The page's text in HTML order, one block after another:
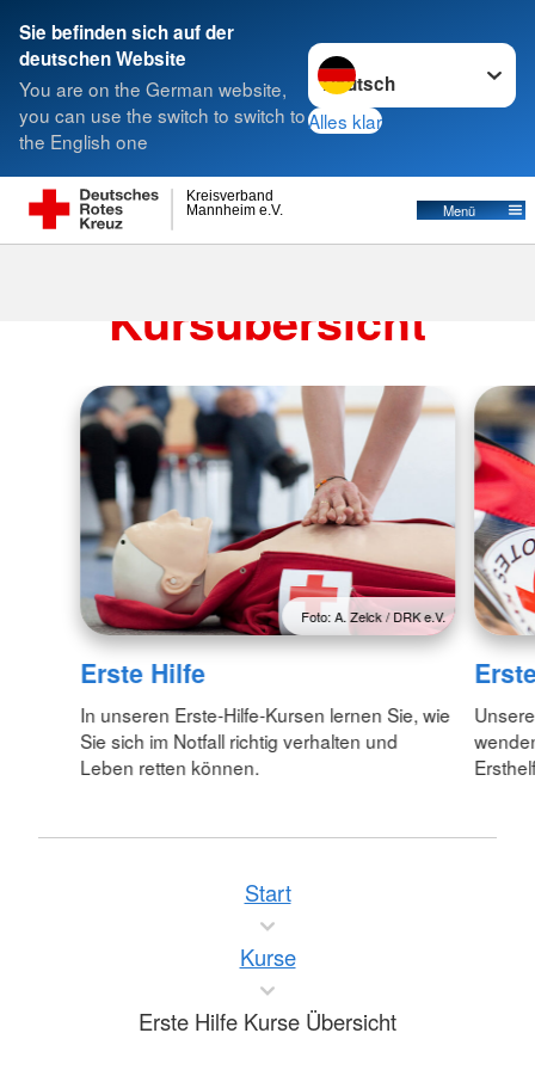
Sie befinden sich auf der
deutschen Website
You are on the German website,
you can use the switch to switch to
the English one
Sprache wechseln zu
Alles klar
Mannheim e.V.
Kreisverband
Menü
Suche
Kursübersicht
Foto: A. Zelck / DRK e.V.
Erste Hilfe
In unseren Erste-Hilfe-Kursen lernen Sie, wie
Sie sich im Notfall richtig verhalten und
Leben retten können.
Start
Kurse
Erste Hilfe Kurse Übersicht